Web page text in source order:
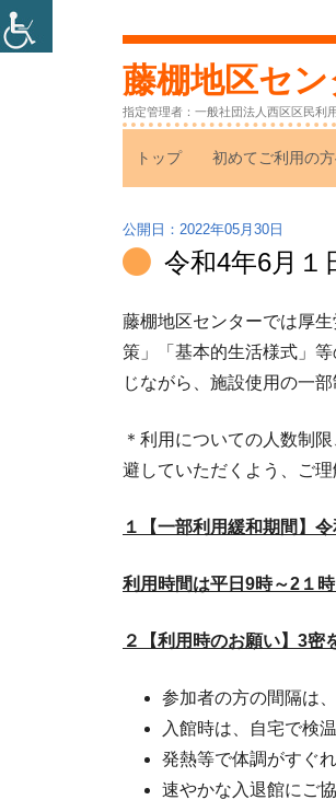
コ
藤棚地区セ
指定管理者：一般社団法人西区区民利
メ
ン
ニ
ュ
ー
トップ 初めてご利用の
2022年05月30日
令和4年6月１
藤棚地区センターでは厚
策」「基本的生活様式」
じながら、施設使用の一
＊利用についての人数制
避していただくよう、ご
１【一部利用緩和期間】 令
利用時間は平日9時～2１
２【利用時のお願い】3密
参加者の方の間隔は
入館時は、自宅で検
発熱等で体調がすぐ
速やかな入退館にご